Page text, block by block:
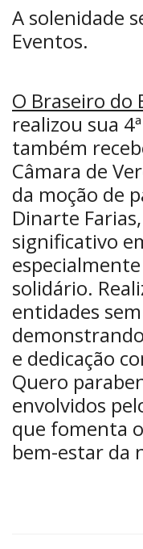
A solenidade
Eventos.
O Braseiro do
realizou sua
também
Câmara de
da moção de
Dinarte
significativo
solidário.
entidades
e dedicação
Quero
envolvidos
que fomenta
bem-estar da